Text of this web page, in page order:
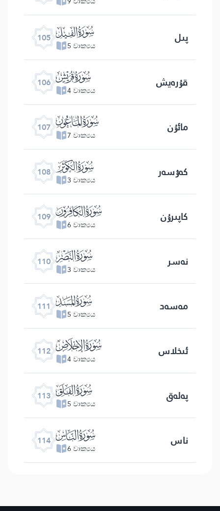
105 ﰖ
5 වාක්‍යය پىل
106 ﰗ
4 වාක්‍යය قۇرەيش
107 ﰘ
7 වාක්‍යය مائۇن
108 ﰙ
3 වාක්‍යය كەۋسەر
109 ﰚ
6 වාක්‍යය كاپىرۇن
110 ﰛ
3 වාක්‍යය نەسر
111 ﰜ
5 වාක්‍යය مەسەد
112 ﰝ
4 වාක්‍යය ئىخلاس
113 ﰞ
5 වාක්‍යය پەلەق
114 ﰟ
6 වාක්‍යය ناس